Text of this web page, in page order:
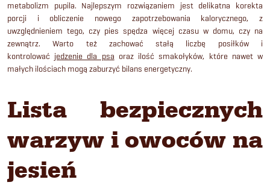
metabolizm pupila. Najlepszym rozwiązaniem jest delikatna korekta
porcji i obliczenie nowego zapotrzebowania kalorycznego, z
uwzględnieniem tego, czy pies spędza więcej czasu w domu, czy na
zewnątrz. Warto też zachować stałą liczbę posiłków i
kontrolować jedzenie dla psa oraz ilość smakołyków, które nawet w
małych ilościach mogą zaburzyć bilans energetyczny.
Lista bezpiecznych
warzyw i owoców na
jesień